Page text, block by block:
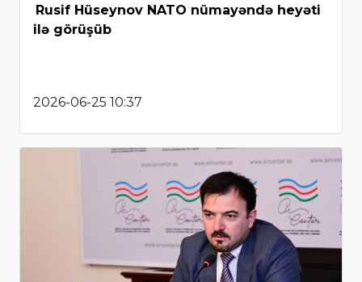
Rusif Hüseynov NATO nümayəndə heyəti
ilə görüşüb
2026-06-25 10:37